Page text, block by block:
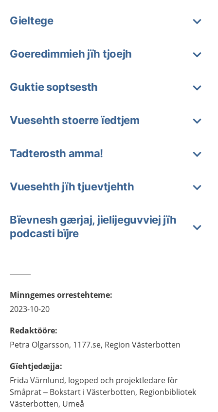
Gieltege
Goeredimmieh jïh tjoejh
Guktie soptsesth
Vuesehth stoerre ïedtjem
Tadterosth amma!
Vuesehth jïh tjuevtjehth
Bïevnesh gærjaj, jielijeguvviej jïh
podcasti bïjre
Minngemes orrestehteme:
2023-10-20
Redaktööre:
Petra Olgarsson, 1177.se, Region Västerbotten
Gïehtjedæjja:
Frida Värnlund, logoped och projektledare för
Småprat – Bokstart i Västerbotten, Regionbibliotek
Västerbotten, Umeå